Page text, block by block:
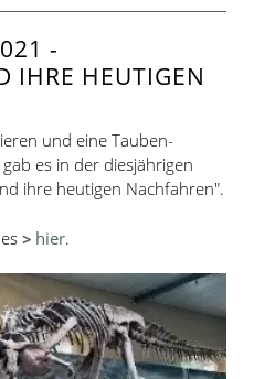
-
IHRE HEUTIGEN
und eine Tauben-
es in der diesjährigen
ihre heutigen Nachfahren".
hier.